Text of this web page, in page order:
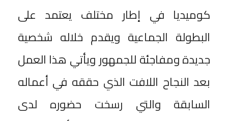
كوميديا في إطار مختلف يعتمد على
البطولة الجماعية ويقدم خلاله شخصية
جديدة ومفاجئة للجمهور ويأتي هذا العمل
بعد النجاح اللافت الذي حققه في أعماله
السابقة والتي رسخت حضوره لدى